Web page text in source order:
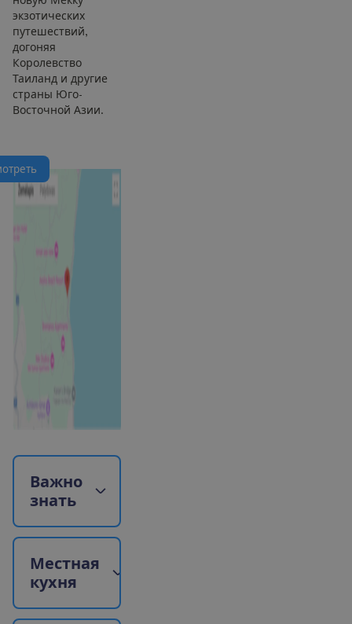
экзотических
путешествий,
догоняя
Королевство
Таиланд и другие
страны Юго-
Восточной Азии.
отреть
Важно
знать
Местная
кухня